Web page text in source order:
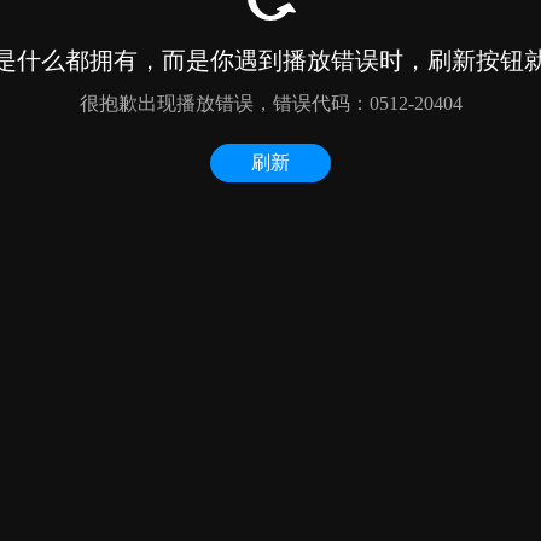
什么都拥有，而是你遇到播放错误时，刷新按钮
很抱歉出现播放错误，错误代码：0512-20404
刷新